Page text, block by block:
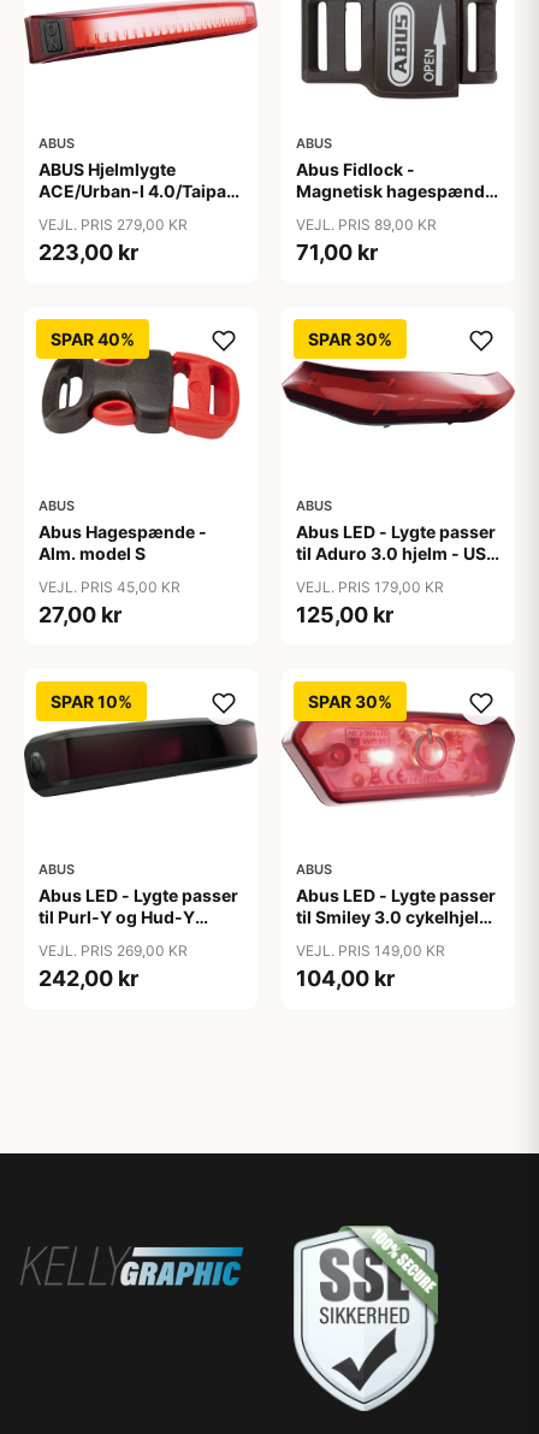
ABUS
ABUS Hjelmlygte
ACE/Urban-I 4.0/Taipan
VEJL. PRIS 279,00 KR
223,00 kr
ABUS
Abus Fidlock -
Magnetisk hagespænde
VEJL. PRIS 89,00 KR
71,00 kr
SPAR 40%
ABUS
Abus Hagespænde -
Alm. model S
VEJL. PRIS 45,00 KR
27,00 kr
SPAR 30%
ABUS
Abus LED - Lygte passer
til Aduro 3.0 hjelm - USB
VEJL. PRIS 179,00 KR
125,00 kr
SPAR 10%
ABUS
Abus LED - Lygte passer
til Purl-Y og Hud-Y
genopladelig
VEJL. PRIS 269,00 KR
242,00 kr
SPAR 30%
ABUS
Abus LED - Lygte passer
til Smiley 3.0 cykelhjelm
VEJL. PRIS 149,00 KR
104,00 kr